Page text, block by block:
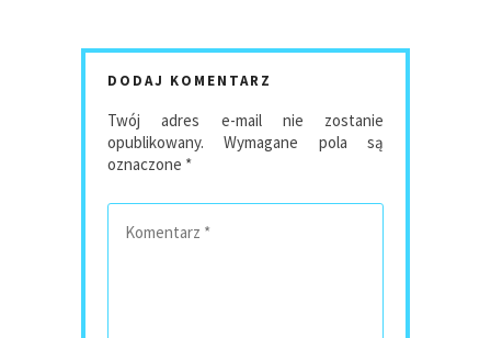
DODAJ KOMENTARZ
Twój adres e-mail nie zostanie
opublikowany.
Wymagane pola są
oznaczone *